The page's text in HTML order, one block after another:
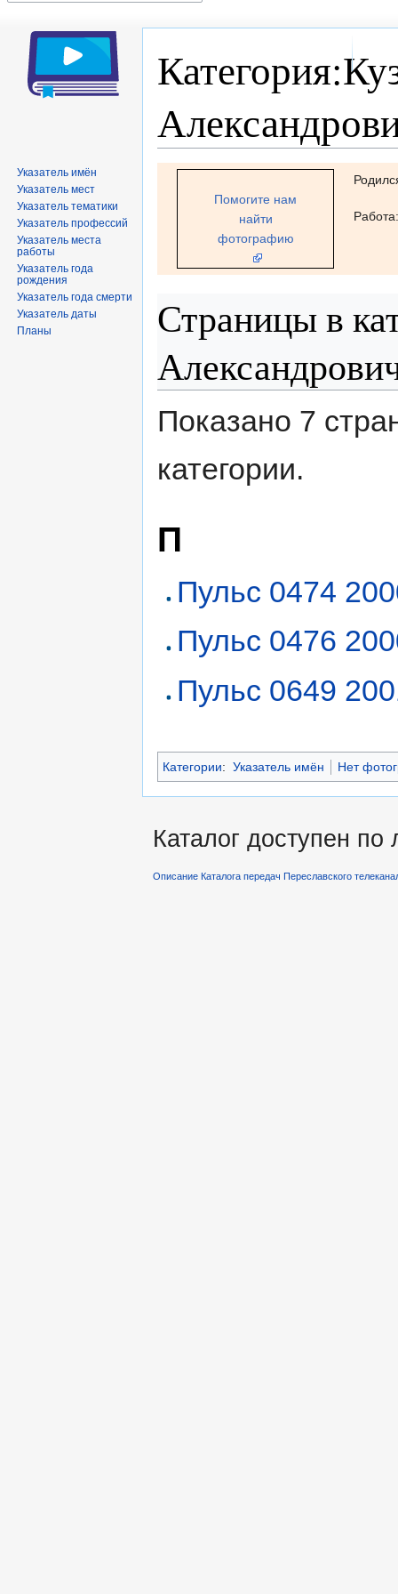
Перейти
Перейти
Помогите нам
найти
фотографию
Работа:
Страницы в
Показано 7
категории.
П
Пульс 0474
Пульс 0476
Пульс 0649
Категории: Указатель имён Нет
Указатель имён
Указатель мест
Указатель тематики
Указатель профессий
Указатель места
работы
Указатель года
рождения
Указатель года смерти
Указатель даты
Планы
Каталог доступен
Описание Каталога передач Переславского